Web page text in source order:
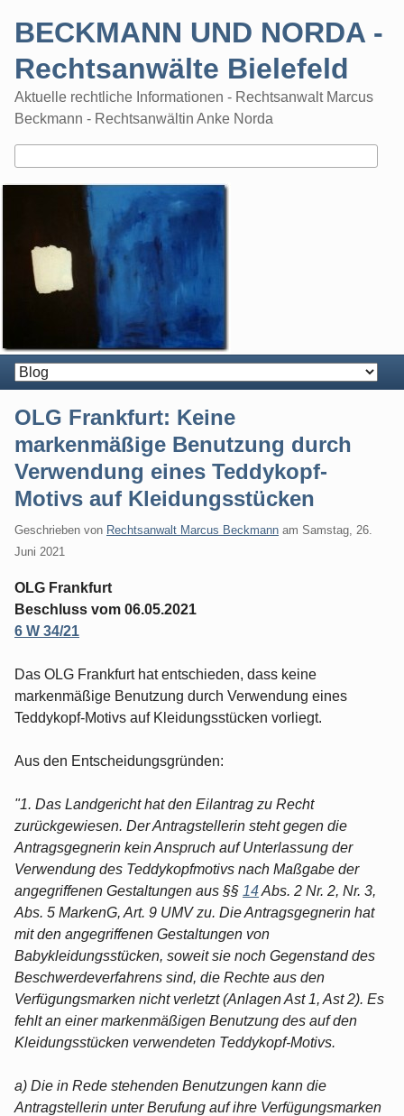
BECKMANN UND NORDA -
Rechtsanwälte Bielefeld
Aktuelle rechtliche Informationen - Rechtsanwalt Marcus
Beckmann - Rechtsanwältin Anke Norda
OLG Frankfurt: Keine
markenmäßige Benutzung durch
Verwendung eines Teddykopf-
Motivs auf Kleidungsstücken
Geschrieben von Rechtsanwalt Marcus Beckmann am Samstag, 26.
Juni 2021
OLG Frankfurt
Beschluss vom 06.05.2021
6 W 34/21
Das OLG Frankfurt hat entschieden, dass keine
markenmäßige Benutzung durch Verwendung eines
Teddykopf-Motivs auf Kleidungsstücken vorliegt.
Aus den Entscheidungsgründen:
"1. Das Landgericht hat den Eilantrag zu Recht
zurückgewiesen. Der Antragstellerin steht gegen die
Antragsgegnerin kein Anspruch auf Unterlassung der
Verwendung des Teddykopfmotivs nach Maßgabe der
angegriffenen Gestaltungen aus §§ 14Abs. 2 Nr. 2, Nr. 3,
Abs. 5 MarkenG, Art. 9 UMV zu. Die Antragsgegnerin hat
mit den angegriffenen Gestaltungen von
Babykleidungsstücken, soweit sie noch Gegenstand des
Beschwerdeverfahrens sind, die Rechte aus den
Verfügungsmarken nicht verletzt (Anlagen Ast 1, Ast 2). Es
fehlt an einer markenmäßigen Benutzung des auf den
Kleidungsstücken verwendeten Teddykopf-Motivs.
a) Die in Rede stehenden Benutzungen kann die
Antragstellerin unter Berufung auf ihre Verfügungsmarken